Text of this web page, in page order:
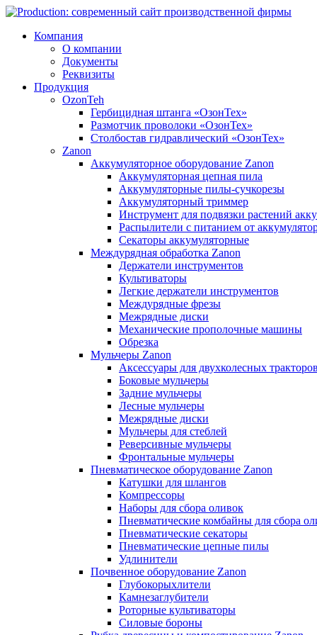
Компания
О компании
Документы
Реквизиты
Продукция
OzonTeh
Гербицидная штанга «ОзонТех»
Размотчик проволоки «ОзонТех»
Столбостав гидравлический «ОзонТех»
Zanon
Аккумуляторное оборудование Zanon
Аккумуляторная цепная пила
Аккумуляторные пилы-сучкорезы
Аккумуляторный триммер
Инструмент для подвязки растений
Распылители с питанием от
Секаторы аккумуляторные
Междурядная обработка Zanon
Держатели инструментов
Культиваторы
Легкие держатели инструментов
Междурядные фрезы
Межрядные диски
Механические прополочные машины
Обрезка
Мульчеры Zanon
Аксессуары для двухколесных тракторов
Боковые мульчеры
Задние мульчеры
Лесные мульчеры
Межрядные диски
Мульчеры для стеблей
Реверсивные мульчеры
Фронтальные мульчеры
Пневматическое оборудование Zanon
Катушки для шлангов
Компрессоры
Наборы для сбора оливок
Пневматические комбайны для сбора
Пневматические секаторы
Пневматические цепные пилы
Удлинители
Почвенное оборудование Zanon
Глубокорыхлители
Камнезаглубители
Роторные культиваторы
Силовые бороны